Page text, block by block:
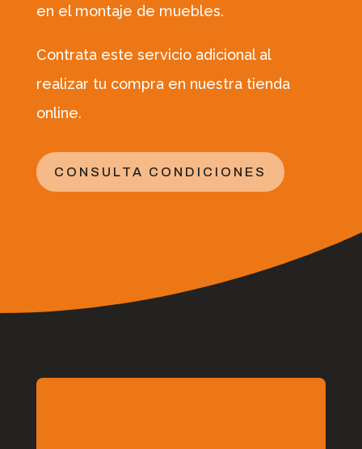
en el montaje de muebles.
Contrata este servicio adicional al
realizar tu compra en nuestra tienda
online.
CONSULTA CONDICIONES